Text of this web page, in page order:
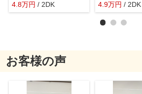
4.8万円 / 2DK
4.9万円 / 2DK
お客様の声